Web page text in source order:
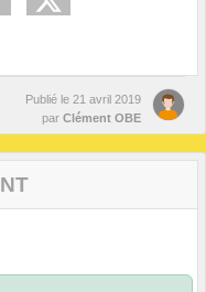
Publié le 21 avril 2019
par Clément OBE